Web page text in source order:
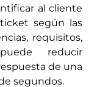
al cliente
según las
requisitos,
reducir
de una
segundos.